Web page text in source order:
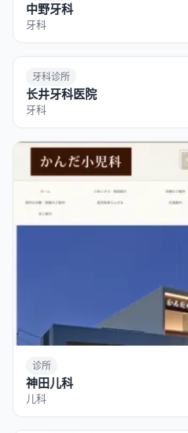
中野牙科
牙科
牙科诊所
长井牙科医院
牙科
诊所
神田儿科
儿科